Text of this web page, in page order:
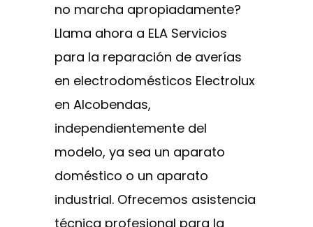
no marcha apropiadamente?
Llama ahora a ELA Servicios
para la reparación de averías
en electrodomésticos Electrolux
en Alcobendas,
independientemente del
modelo, ya sea un aparato
doméstico o un aparato
industrial. Ofrecemos asistencia
técnica profesional para la